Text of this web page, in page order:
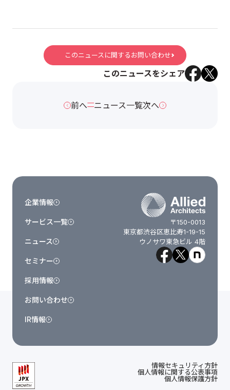
このニュースに関するお問い合わせ
このニュースをシェア
前へ ニュース一覧次へ
〒150-0013
東京都渋谷区恵比寿1-19-15
ウノサワ東急ビル 4階
企業情報
サービス一覧
ニュース
セミナー
採用情報
お問い合わせ
IR情報
情報セキュリティ方針
個人情報に関する公表事項
個人情報保護方針